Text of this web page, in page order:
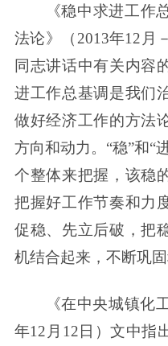
《稳中求进工作总
法论》（2013年12月
同志讲话中有关内容
进工作总基调是我们
做好经济工作的方法
方向和动力。“稳”和“
个整体来把握，该稳
把握好工作节奏和力
促稳、先立后破，把
机结合起来，不断巩固
《在中央城镇化工
年12月12日）文中指